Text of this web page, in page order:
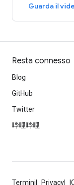
Guarda il
Resta connesso
Blog
GitHub
Twitter
哔哩哔哩
Termini Privacy